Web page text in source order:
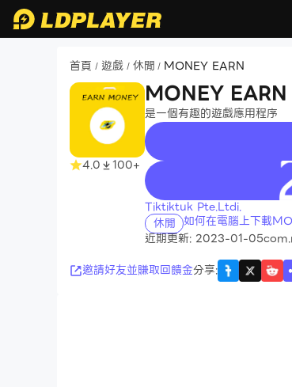
首頁 / 遊戲 / 休閒 / MONEY EARN
4.0 100+
MONEY EARN
是一個有趣的遊戲應用程序
recommend
Tiktiktuk Pte.Ltdi.
休閒 如何在電腦上下載
近期更新: 2023-01-05
邀請好友並賺取回饋金分享: